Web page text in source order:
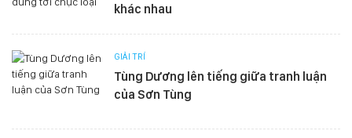
khác nhau
GIẢI TRÍ
Tùng Dương lên tiếng giữa tranh luận
của Sơn Tùng